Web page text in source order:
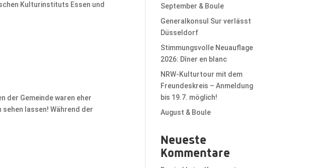
Kulturinstituts Essen und
der Gemeinde waren eher
lassen! Während der
September & Boule
Generalkonsul Sur verlässt
Düsseldorf
Stimmungsvolle Neuauflage
2026: Dîner en blanc
NRW-Kulturtour mit dem
Freundeskreis – Anmeldung
bis 19.7. möglich!
August & Boule
Neueste
Kommentare